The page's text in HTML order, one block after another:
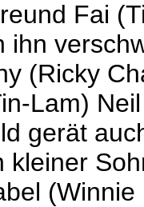
Fai
ihn
(Ricky
Lam)
gerät
kleiner
(Winnie